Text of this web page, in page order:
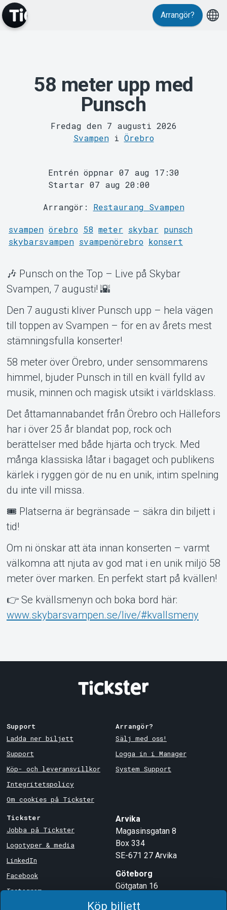
MyTickster
Support
Om Tickster
Arrangör?
58 meter upp med
Punsch
Fredag den 7 augusti 2026
Svampeni Örebro
Köp biljett
Entrén öppnar 07 aug 17:30
Startar 07 aug 20:00
Arrangör: Restaurang Svampen
svampen örebro 58 meter skybar punsch
skybarsvampen svampenörebro konsert
🎶 Punsch on the Top – Live på Skybar
Svampen, 7 augusti! 🌇
Den 7 augusti kliver Punsch upp – hela vägen
till toppen av Svampen – för en av årets mest
stämningsfulla konserter!
58 meter över Örebro, under sensommarens
himmel, bjuder Punsch in till en kväll fylld av
musik, minnen och magisk utsikt i världsklass.
Det åttamannabandet från Örebro och Hällefors
har i över 25 år blandat pop, rock och
berättelser med både hjärta och tryck. Med
många klassiska låtar i bagaget och publikens
kärlek i ryggen gör de nu en unik, intim spelning
du inte vill missa.
🎟️ Platserna är begränsade – säkra din biljett i
tid!
Om ni önskar att äta innan konserten – varmt
välkomna att njuta av god mat i en unik miljö 58
meter över marken. En perfekt start på kvällen!
👉 Se kvällsmenyn och boka bord här:
www.skybarsvampen.se/live/#kvallsmeny
Support
Ladda ner biljett
Support
Köp- och leveransvillkor
Integritetspolicy
Om cookies på Tickster
Arrangör?
Sälj med oss!
Logga in i Manager
System Support
Tickster
Jobba på Tickster
Logotyper & media
LinkedIn
Facebook
Instagram
Arvika
Magasinsgatan 8
Box 334
SE-671 27 Arvika
Göteborg
Götgatan 16